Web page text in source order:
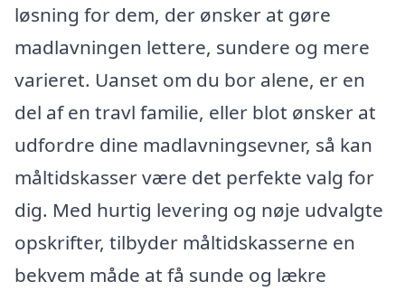
løsning for dem, der ønsker at gøre
madlavningen lettere, sundere og mere
varieret. Uanset om du bor alene, er en
del af en travl familie, eller blot ønsker at
udfordre dine madlavningsevner, så kan
måltidskasser være det perfekte valg for
dig. Med hurtig levering og nøje udvalgte
opskrifter, tilbyder måltidskasserne en
bekvem måde at få sunde og lækre